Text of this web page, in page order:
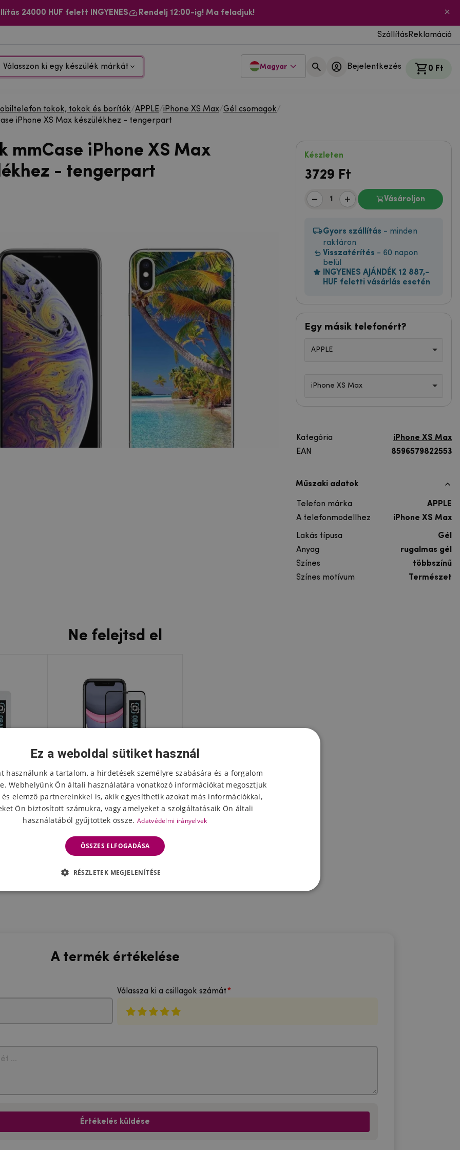
24000 HUF felett INGYENES Rendelj 12:00-ig! Ma feladjuk!
Szállítás Reklamáció
Válasszon ki egy készülék márkát Magyar Bejelentkezés 0 Ft
tokok, tokok és borítók/APPLE/iPhone XS Max/Gél csomagok/
iPhone XS Max készülékhez - tengerpart
mmCase iPhone XS Max
- tengerpart
Készleten
3729 Ft
Vásároljon
Gyors szállítás - minden
raktáron
Visszatérítés - 60 napon
belül
INGYENES AJÁNDÉK 12 887,-
HUF feletti vásárlás esetén
Egy másik telefonért?
APPLE
iPhone XS Max
Kategória
iPhone XS Max
EAN
8596579822553
Műszaki adatok
Telefon márka
APPLE
A telefonmodellhez
iPhone XS Max
Lakás típusa
Gél
Anyag
rugalmas gél
Színes
többszínű
Színes motívum
Természet
Ne felejtsd el
CSOMAG:ME 5D edzett üveg
Apple iPhone 11 Pro Max/XS
Max fekete iPhone 11 Pro
Max/XS Max-hoz
5468 FtKészleten 2 napon belül
A termék értékelése
Válassza ki a csillagok számát
Értékelés küldése
Ez a weboldal sütiket használ
használunk a tartalom, a hirdetések személyre szabására és a forgalom
Webhelyünk Ön általi használatára vonatkozó információkat megosztjuk
elemző partnereinkkel is, akik egyesíthetik azokat más információkkal,
Ön biztosított számukra, vagy amelyeket a szolgáltatásaik Ön általi
használatából gyűjtöttek össze. Adatvédelmi irányelvek
ÖSSZES ELFOGADÁSA
RÉSZLETEK MEGJELENÍTÉSE